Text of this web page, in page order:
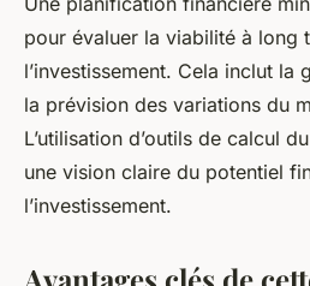
pour évaluer la viabilité à long
l’investissement. Cela inclut
la prévision des variations du
L’utilisation d’outils de calcul
une vision claire du potentiel
l’investissement.